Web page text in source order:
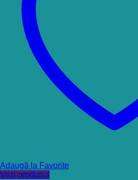
Adaugă la Favorite
Vezi produsul